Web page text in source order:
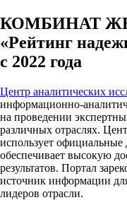
КОМБИНАТ
«Рейтинг
с 2022 года
Центр аналитических
информационно-
на проведении
различных отраслях.
использует
обеспечивает высокую
результатов. Портал
источник информации
лидеров отрасли.